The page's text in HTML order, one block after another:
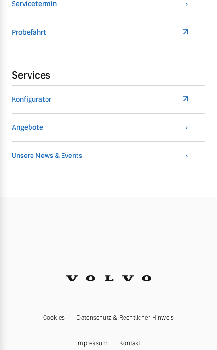
Servicetermin
Probefahrt
Services
Konfigurator
Angebote
Unsere News & Events
Cookies Datenschutz & Rechtlicher Hinweis
Impressum Kontakt